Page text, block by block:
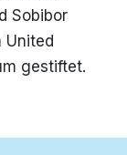
Sobibor
United
gestiftet.